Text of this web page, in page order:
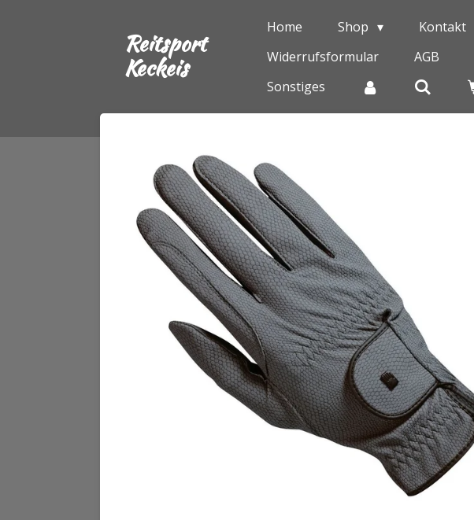
Reitsport
Keckeis
Home Shop Kontakt
Widerrufsformular
AGB
Sonstiges